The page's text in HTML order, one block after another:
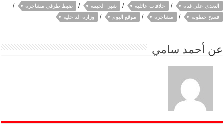
التعدي على فتاة / خلافات عائلية / شبرا الخيمة / ضبط طرفي مشاجرة /
فسخ خطوبة / مشاجرة / موقع اليوم / وزارة الداخلية
عن أحمد سامي